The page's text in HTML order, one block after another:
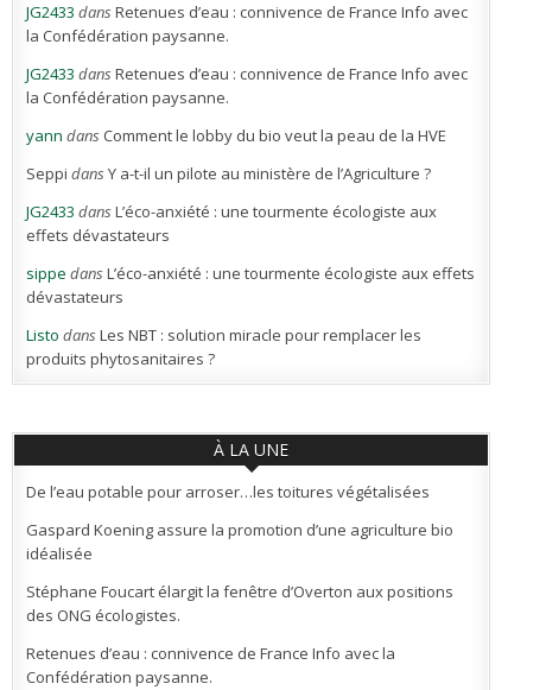
JG2433 dansRetenues d’eau : connivence de France Info avec
la Confédération paysanne.
JG2433 dansRetenues d’eau : connivence de France Info avec
la Confédération paysanne.
yann dans Comment le lobby du bio veut la peau de la HVE
Seppi dansY a-t-il un pilote au ministère de l’Agriculture ?
JG2433 dansL’éco-anxiété : une tourmente écologiste aux
effets dévastateurs
sippe dansL’éco-anxiété : une tourmente écologiste aux effets
dévastateurs
Listo dansLes NBT : solution miracle pour remplacer les
produits phytosanitaires ?
À LA UNE
De l’eau potable pour arroser…les toitures végétalisées
Gaspard Koening assure la promotion d’une agriculture bio
idéalisée
Stéphane Foucart élargit la fenêtre d’Overton aux positions
des ONG écologistes.
Retenues d’eau : connivence de France Info avec la
Confédération paysanne.